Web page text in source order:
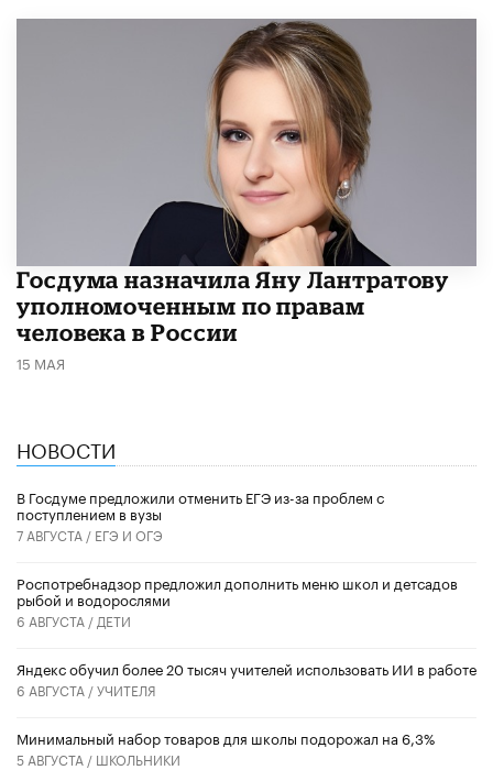
Госдума назначила Яну Лантратову
уполномоченным по правам
человека в России
15 МАЯ
НОВОСТИ
В Госдуме предложили отменить ЕГЭ из-за проблем с
поступлением в вузы
7 АВГУСТА / ЕГЭ И ОГЭ
Роспотребнадзор предложил дополнить меню школ и детсадов
рыбой и водорослями
6 АВГУСТА / ДЕТИ
​Яндекс обучил более 20 тысяч учителей использовать ИИ в работе
6 АВГУСТА /УЧИТЕЛЯ
Минимальный набор товаров для школы подорожал на 6,3%
5 АВГУСТА / ШКОЛЬНИКИ